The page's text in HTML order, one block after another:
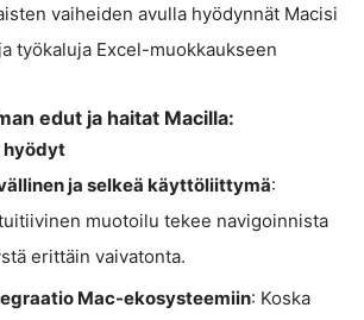
vaiheiden avulla hyödynnät Macisi
työkaluja Excel-muokkaukseen
edut ja haitat Macilla:
hyödyt
ja selkeä käyttöliittymä:
muotoilu tekee navigoinnista
erittäin vaivatonta.
Mac-ekosysteemiin: Koska